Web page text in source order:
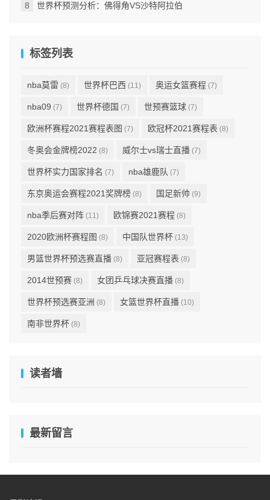
世界杯预测分析：佛得角VS沙特阿拉伯
标签列表
nba莫雷 (8) 世界杯巴西 (11) 奥运女篮赛程 (7)
nba09 (7) 世界杯德国 (7) 世预赛篮球 (7)
欧洲杯赛程2021赛程表图 (7) 欧冠杯2021赛程表 (8)
冬奥会金牌榜2022 (8) 威尔士vs瑞士直播 (7)
世界杯实力国家排名 (7) nba雄鹿队 (7)
东京奥运会赛程2021奖牌榜 (8) 国足新帅 (9)
nba季后赛对阵 (11) 欧锦赛2021赛程 (8)
2020欧洲杯赛程图 (8) 中国队世界杯 (13)
男篮世界杯预选赛直播 (8) 亚冠赛程表 (8)
2014世预赛 (8) 女团乒乓球决赛直播 (8)
世界杯预选赛亚洲 (8) 女篮世界杯直播 (10)
南非世界杯 (8)
读者墙
最新留言